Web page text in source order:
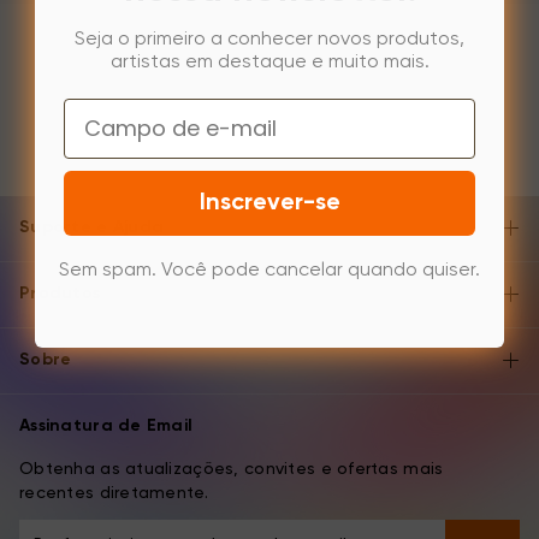
Suporte e Ajuda
Produtos
Sobre
Assinatura de Email
Obtenha as atualizações, convites e ofertas mais
recentes diretamente.
Seja o primeiro a conhecer novos produtos,
artistas em destaque e muito mais.
Email
Inscrever-se
Sem spam. Você pode cancelar quando quiser.